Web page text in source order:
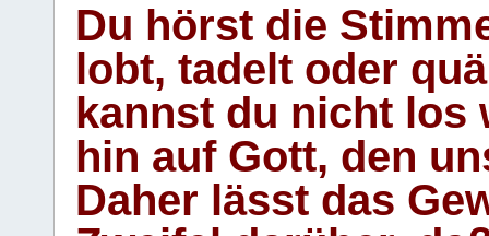
Du hörst die
lobt, tadelt oder
kannst du nicht los
hin auf Gott, den
Daher lässt das